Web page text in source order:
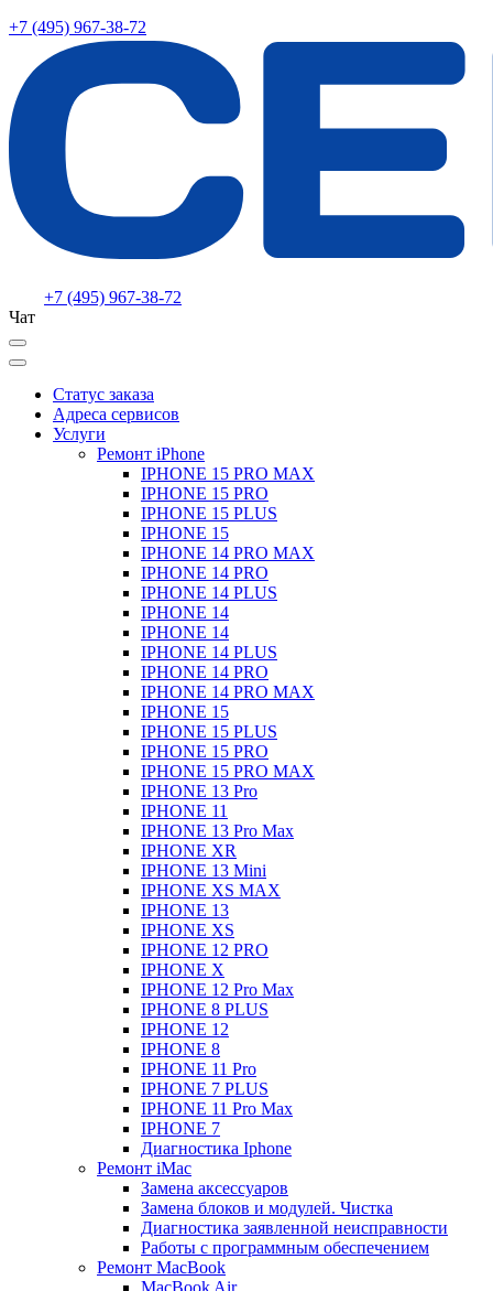
+7 (495) 967-38-72
+7 (495) 967-38-72
Чат
Статус заказа
Адреса сервисов
Услуги
Ремонт iPhone
IPHONE 15 PRO MAX
IPHONE 15 PRO
IPHONE 15 PLUS
IPHONE 15
IPHONE 14 PRO MAX
IPHONE 14 PRO
IPHONE 14 PLUS
IPHONE 14
IPHONE 14
IPHONE 14 PLUS
IPHONE 14 PRO
IPHONE 14 PRO MAX
IPHONE 15
IPHONE 15 PLUS
IPHONE 15 PRO
IPHONE 15 PRO MAX
IPHONE 13 Pro
IPHONE 11
IPHONE 13 Pro Max
IPHONE XR
IPHONE 13 Mini
IPHONE XS MAX
IPHONE 13
IPHONE XS
IPHONE 12 PRO
IPHONE X
IPHONE 12 Pro Max
IPHONE 8 PLUS
IPHONE 12
IPHONE 8
IPHONE 11 Pro
IPHONE 7 PLUS
IPHONE 11 Pro Max
IPHONE 7
Диагностика Iphone
Ремонт iMac
Замена аксессуаров
Замена блоков и модулей. Чистка
Диагностика заявленной неисправности
Работы с программным обеспечением
Ремонт MacBook
MacBook Air